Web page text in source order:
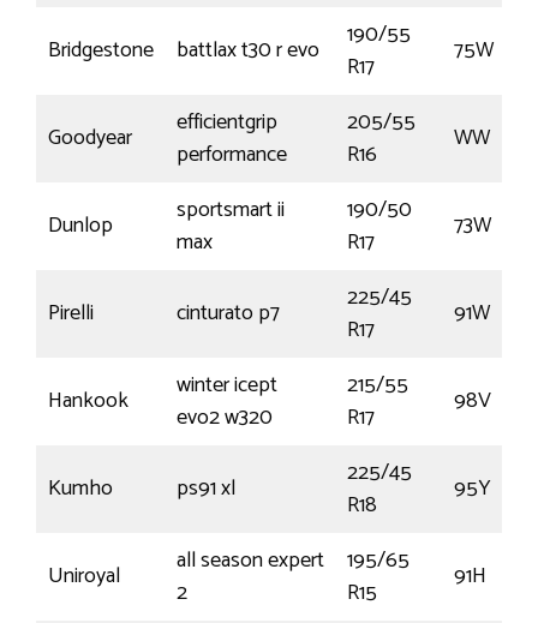
Bridgestone battlax t30 r evo
190/55
R17
75W
Goodyear
efficientgrip
performance
205/55
R16
WW
Dunlop
sportsmart ii
max
190/50
R17
73W
Pirelli cinturato p7
225/45
R17
91W
Hankook
winter icept
evo2 w320
215/55
R17
98V
Kumho ps91 xl
225/45
R18
95Y
Uniroyal
all season expert
2
195/65
R15
91H